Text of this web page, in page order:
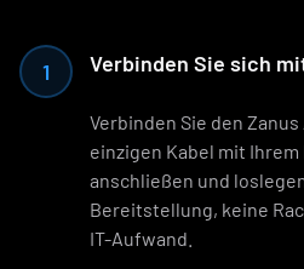
1 Verbinden Sie sich
Verbinden Sie den
einzigen Kabel mit
anschließen und
Bereitstellung, keine
IT-Aufwand.